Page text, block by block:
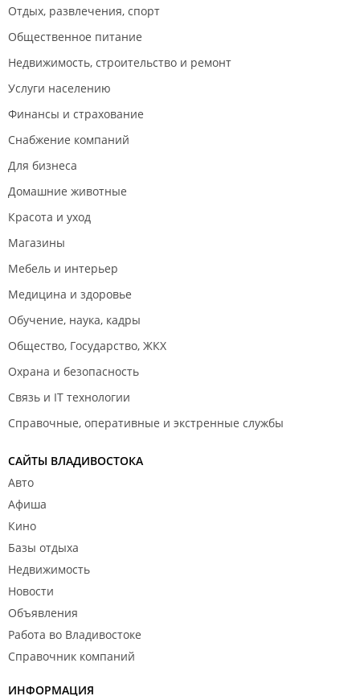
установки закладных, нам ответили это ваши
проблемы, либо покупаете кондиционер у нас, либо
клиентам, надеюсь мой отзыв поможет другим не
попасть в подобную ситуацию.
Отдых, развлечения, спорт
Общественное питание
Недвижимость, строительство и ремонт
Услуги населению
Финансы и страхование
Снабжение компаний
Для бизнеса
Домашние животные
Красота и уход
Магазины
Мебель и интерьер
Медицина и здоровье
Обучение, наука, кадры
Общество, Государство, ЖКХ
Охрана и безопасность
Связь и IT технологии
Справочные, оперативные и экстренные службы
САЙТЫ ВЛАДИВОСТОКА
Авто
Афиша
Кино
Базы отдыха
Недвижимость
Новости
Объявления
Работа во Владивостоке
Справочник компаний
ИНФОРМАЦИЯ